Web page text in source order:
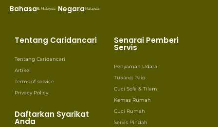
BahasaB. Malaysia NegaraMalaysia
Tentang Caridancari
Tentang Caridancari
Artikel
Terms of service
Privacy Policy
Daftarkan Syarikat
Anda
Senarai Pemberi
Servis
Penyaman Udara
Tukang Paip
Cuci Sofa & Tilam
Kemas Rumah
Cuci Rumah
Servis Pindah